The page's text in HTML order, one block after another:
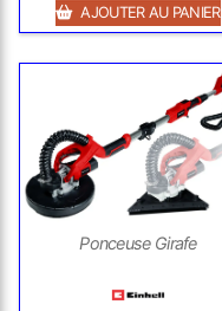
AJOUTER AU PANIER
Ponceuse Girafe